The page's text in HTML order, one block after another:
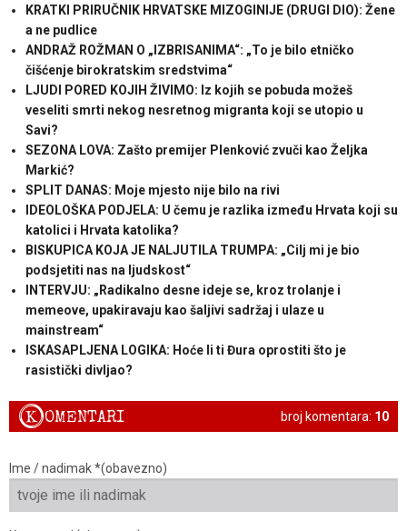
KRATKI PRIRUČNIK HRVATSKE MIZOGINIJE (DRUGI DIO): Žene
a ne pudlice
ANDRAŽ ROŽMAN O „IZBRISANIMA“: „To je bilo etničko
čišćenje birokratskim sredstvima“
LJUDI PORED KOJIH ŽIVIMO: Iz kojih se pobuda možeš
veseliti smrti nekog nesretnog migranta koji se utopio u
Savi?
SEZONA LOVA: Zašto premijer Plenković zvuči kao Željka
Markić?
SPLIT DANAS: Moje mjesto nije bilo na rivi
IDEOLOŠKA PODJELA: U čemu je razlika između Hrvata koji su
katolici i Hrvata katolika?
BISKUPICA KOJA JE NALJUTILA TRUMPA: „Cilj mi je bio
podsjetiti nas na ljudskost“
INTERVJU: „Radikalno desne ideje se, kroz trolanje i
memeove, upakiravaju kao šaljivi sadržaj i ulaze u
mainstream“
ISKASAPLJENA LOGIKA: Hoće li ti Đura oprostiti što je
rasistički divljao?
broj komentara: 10
KOMENTARI
Ime / nadimak *(obavezno)